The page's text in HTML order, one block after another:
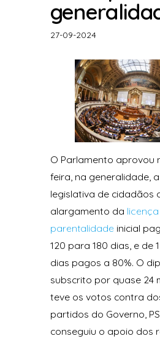
27-09-2024
O Parlamento aprovou
feira, na generalidade,
legislativa de cidadãos
alargamento da
parentalidade inicial
120 para 180 dias, e de
dias pagos a 80%. O
subscrito por quase 24
teve os votos contra
partidos do Governo,
conseguiu o apoio dos